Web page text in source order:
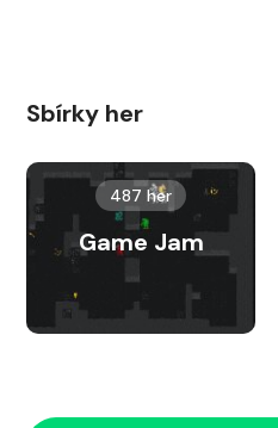
Sbírky her
487 her
Game Jam